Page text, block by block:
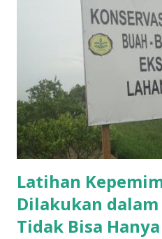
kesalahan. Saya rasa semua
Tidak ada yang tidak
Rasul). Rasala takut yang
suatu kesalahan, seakan
membebani dan sangat
rasa malu yang menyatu
disembunyikan kedalam suatu
diganti wajah yang lain saja
Latihan
Dilakukan
Tidak Bisa